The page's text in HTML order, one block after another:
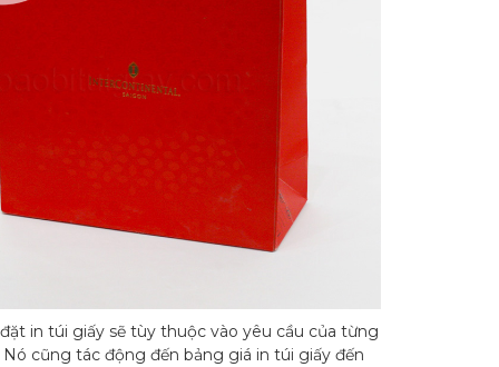
in túi giấy sẽ tùy thuộc vào yêu cầu của từng
cũng tác động đến bảng giá in túi giấy đến